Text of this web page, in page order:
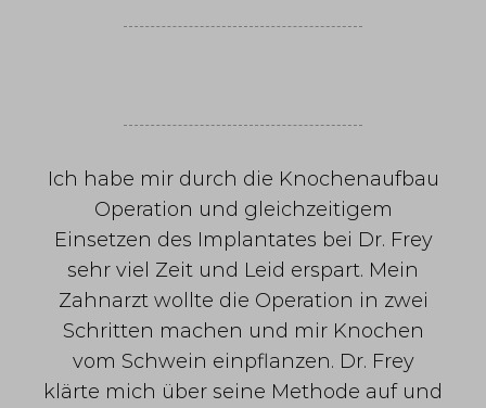
Ich habe mir durch die Knochenaufbau
Operation und gleichzeitigem
Einsetzen des Implantates bei Dr. Frey
sehr viel Zeit und Leid erspart. Mein
Zahnarzt wollte die Operation in zwei
Schritten machen und mir Knochen
vom Schwein einpflanzen. Dr. Frey
klärte mich über seine Methode auf und